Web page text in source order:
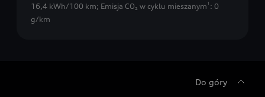
16,4 kWh/100 km; Emisja CO₂ w cyklu mieszanym 1 : 0
g/km
Do góry